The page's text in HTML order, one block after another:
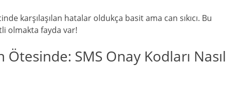
karşılaşılan hatalar oldukça basit ama can sıkıcı. Bu
olmakta fayda var!
Ötesinde: SMS Onay Kodları Nasıl